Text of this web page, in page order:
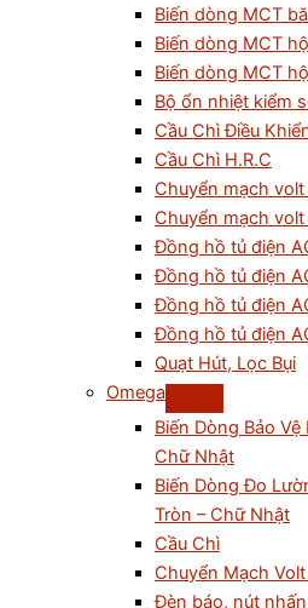
Biến dòng MCT
Biến dòng MCT
Biến dòng MCT
Bộ ổn nhiệt kiểm
Cầu Chì Điều
Cầu Chì H.R.C
Chuyển mạch volt
Chuyển mạch volt
Đồng hồ tủ điện
Đồng hồ tủ điện
Đồng hồ tủ điện
Đồng hồ tủ điện
Quạt Hút, Lọc Bụi
Omega
Biến Dòng Bảo
Chữ Nhật
Biến Dòng Đo
Tròn – Chữ Nhật
Cầu Chì
Chuyển Mạch
Đèn báo, nút